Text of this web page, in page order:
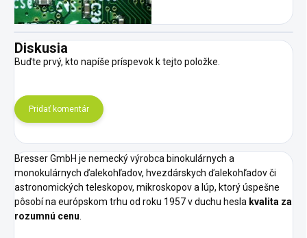
Diskusia
Buďte prvý, kto napíše príspevok k tejto položke.
Pridať komentár
Bresser GmbH je nemecký výrobca binokulárnych a
monokulárnych ďalekohľadov, hvezdárskych ďalekohľadov či
astronomických teleskopov, mikroskopov a lúp, ktorý úspešne
pôsobí na európskom trhu od roku 1957 v duchu hesla kvalita za
rozumnú cenu.